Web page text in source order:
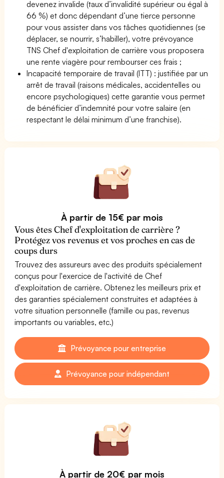
devenez invalide (taux d’invalidité supérieur ou égal à
66 %) et donc dépendant d’une tierce personne
pour vous assister dans vos tâches quotidiennes (se
déplacer, se nourrir, s’habiller), votre prévoyance
TNS Chef d'exploitation de carrière vous proposera
une rente viagère pour rembourser ces frais ;
Incapacité temporaire de travail (ITT) : justifiée par un
arrêt de travail (raisons médicales, accidentelles ou
encore psychologiques) cette garantie vous permet
de bénéficier d’indemnité pour votre salaire (en
respectant le délai minimum d’une franchise).
À partir de 15€ par mois
Vous êtes Chef d'exploitation de carrière ?
Protégez vos revenus et vos proches en cas de
coups durs
Trouvez des assureurs avec des produits spécialement
conçus pour l'exercice de l'activité de Chef
d'exploitation de carrière. Obtenez les meilleurs prix et
des garanties spécialement construites et adaptées à
votre situation personnelle (famille ou pas, revenus
importants ou variables, etc.)
Prévoyance pour entreprise
Prévoyance pour indépendant
À partir de 20€ par mois